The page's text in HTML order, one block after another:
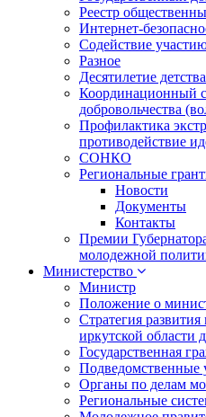
Реестр
Интернет-
Содействие
Разное
Десятилетие детства
Координационный
добровольчества
Профилактика
противодействие
СОНКО
Региональные
Новости
Документы
Контакты
Премии
молодежной
Министерство
Министр
Положение о
Стратегия
иркутской области
Государственная
Подведомственные
Органы по делам
Региональные